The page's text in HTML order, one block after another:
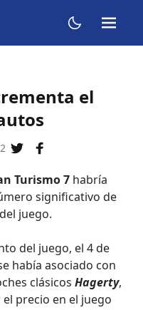
dark mode
menu
el
compartir en twitter
compartir en
Turismo 7 habría
significativo de
juego.
del juego, el 4 de
había asociado con
clásicos Hagerty,
precio en el juego